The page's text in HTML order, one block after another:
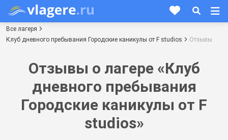
Все лагеря
Клуб дневного пребывания Городские каникулы от F studios
Отзывы
Отзывы о лагере «Клуб
дневного пребывания
Городские каникулы от F
studios»